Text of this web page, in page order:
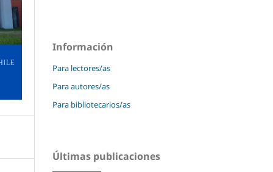
Información
Para lectores/as
Para autores/as
Para bibliotecarios/as
Últimas publicaciones